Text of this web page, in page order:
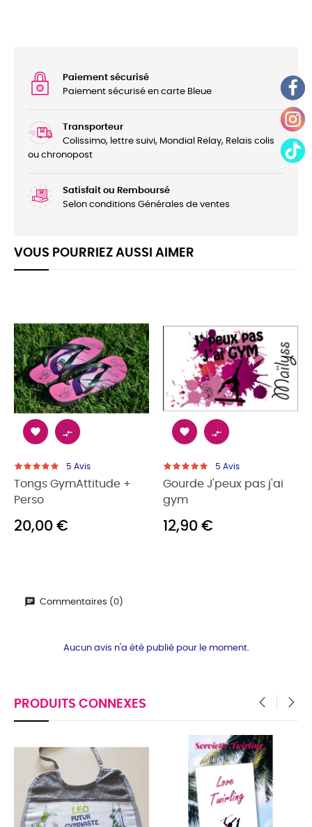
Paiement sécurisé
Paiement sécurisé en carte Bleue
Transporteur
Colissimo, lettre suivi, Mondial Relay, Relais colis
ou chronopost
Satisfait ou Remboursé
Selon conditions Générales de ventes
VOUS POURRIEZ AUSSI AIMER
 
5 Avis
Tongs GymAttitude +
Perso
20,00 €
 
5 Avis
Gourde J'peux pas j'ai
gym
12,90 €
Commentaires (0)
Aucun avis n'a été publié pour le moment.
PRODUITS CONNEXES